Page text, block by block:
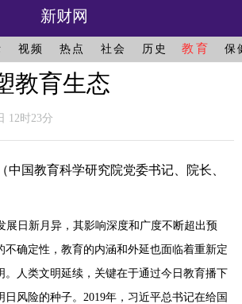
新财网
视频 热点 社会 历史 教育 保
教育生态
12时23分
国教育科学研究院党委书记、院长、
日新月异，其影响深度和广度不断超出预
不确定性，教育的内涵和外延也面临着重新定
。人类文明延续，关键在于通过今日教育播下
风险的种子。2019年，习近平总书记在给国